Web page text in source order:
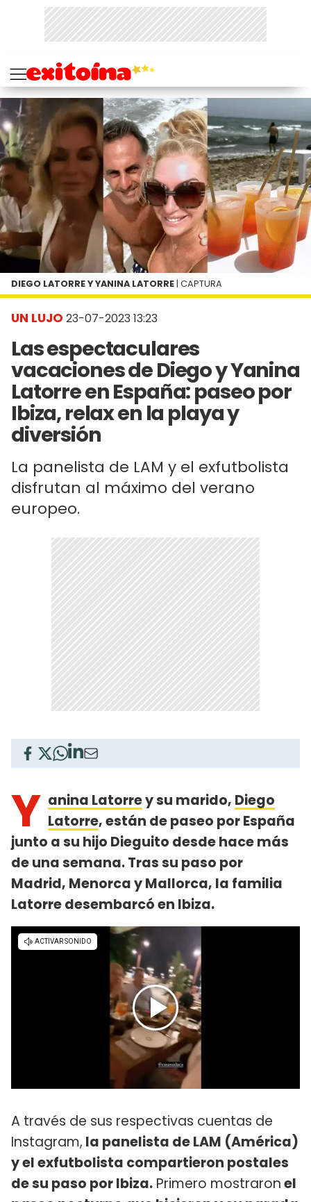
UN LUJO 23-07-2023 13:23
Las espectaculares
vacaciones de Diego y Yanina
Latorre en España: paseo por
Ibiza, relax en la playa y
diversión
La panelista de LAM y el exfutbolista
disfrutan al máximo del verano
europeo.
DIEGO LATORRE Y YANINA LATORRE | CAPTURA
Y anina Latorrey su marido, Diego
Latorre, están de paseo por España
junto a su hijo Dieguito desde hace más
de una semana. Tras su paso por
Madrid, Menorca y Mallorca, la familia
Latorre desembarcó en Ibiza.
A través de sus respectivas cuentas de
Instagram, la panelista de LAM (América)
y el exfutbolista compartieron postales
de su paso por Ibiza. Primero mostraronel